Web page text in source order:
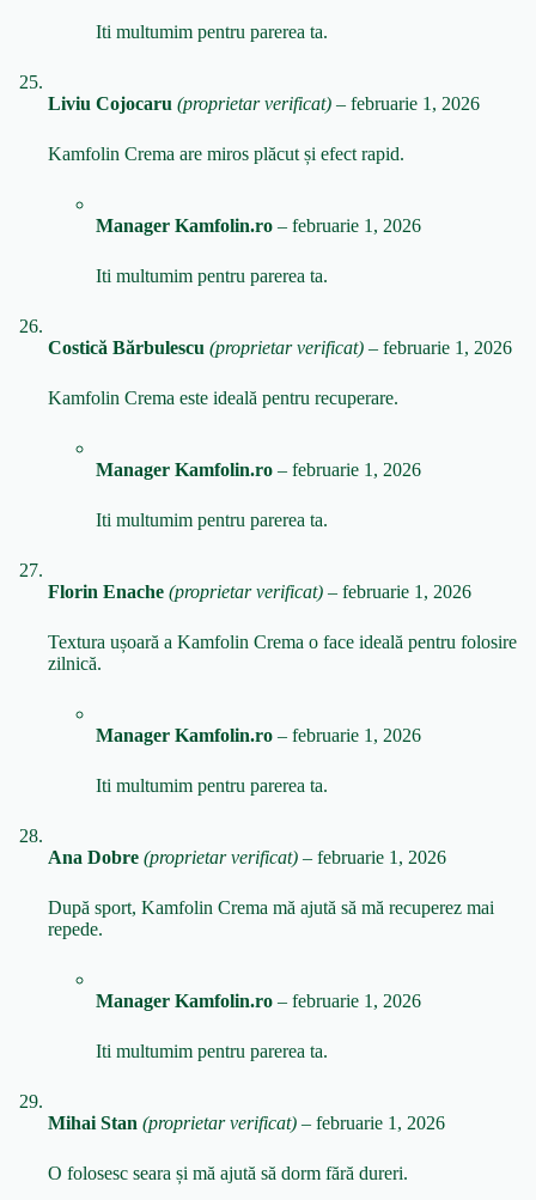
Iti multumim pentru parerea ta.
Liviu Cojocaru (proprietar verificat) – februarie 1, 2026
Kamfolin Crema are miros plăcut și efect rapid.
Manager Kamfolin.ro – februarie 1, 2026
Iti multumim pentru parerea ta.
Costică Bărbulescu (proprietar verificat) – februarie 1, 2026
Kamfolin Crema este ideală pentru recuperare.
Manager Kamfolin.ro – februarie 1, 2026
Iti multumim pentru parerea ta.
Florin Enache (proprietar verificat) – februarie 1, 2026
Textura ușoară a Kamfolin Crema o face ideală pentru folosire
zilnică.
Manager Kamfolin.ro – februarie 1, 2026
Iti multumim pentru parerea ta.
Ana Dobre (proprietar verificat) – februarie 1, 2026
După sport, Kamfolin Crema mă ajută să mă recuperez mai
repede.
Manager Kamfolin.ro – februarie 1, 2026
Iti multumim pentru parerea ta.
Mihai Stan (proprietar verificat) – februarie 1, 2026
O folosesc seara și mă ajută să dorm fără dureri.